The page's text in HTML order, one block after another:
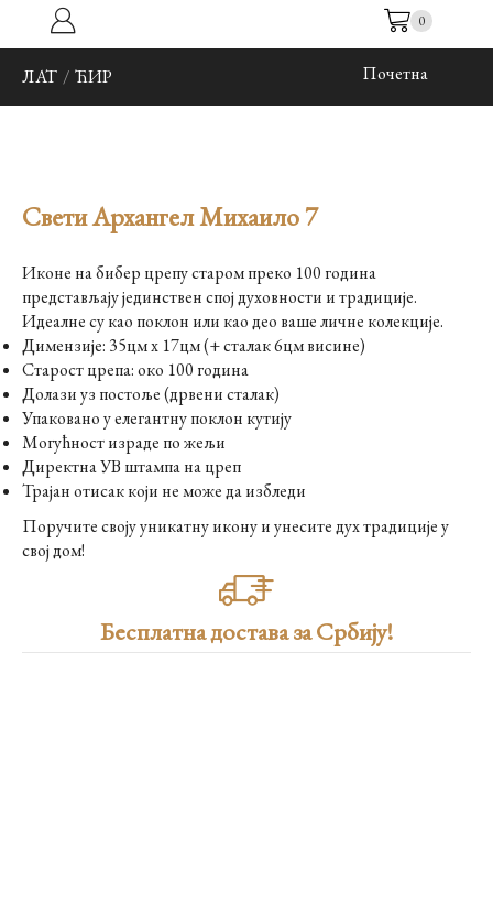
0
Почетна
ЛАТ / ЋИР
Свети Архангел Михаило 7
Иконе на бибер црепу старом преко 100 година
представљају јединствен спој духовности и традиције.
Идеалне су као поклон или као део ваше личне колекције.
Димензије: 35цм x 17цм (+ сталак 6цм висине)
Старост црепа: око 100 година
Долази уз постоље (дрвени сталак)
Упаковано у елегантну поклон кутију
Могућност израде по жељи
Директна УВ штампа на цреп
Трајан отисак који не може да избледи
Поручите своју уникатну икону и унесите дух традиције у
свој дом!
Бесплатна достава за Србију!